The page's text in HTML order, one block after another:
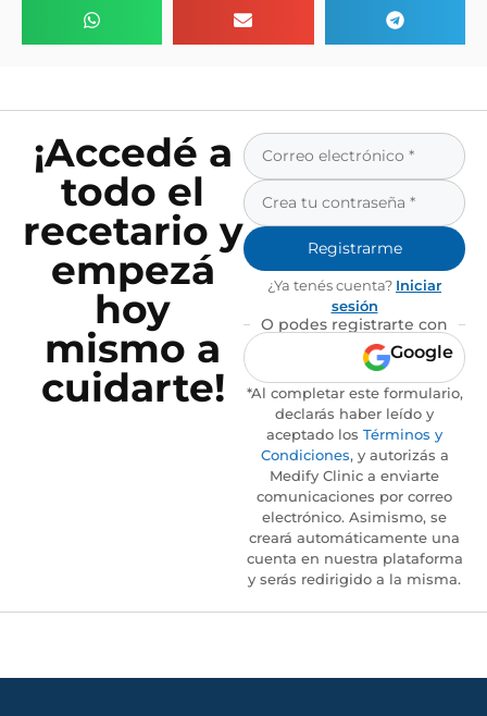
¡Accedé a
todo el
recetario y
empezá
hoy
mismo a
cuidarte!
Registrarme
¿Ya tenés cuenta? Iniciar
sesión
O podes registrarte con
Google
*Al completar este formulario,
declarás haber leído y
aceptado los Términos y
Condiciones, y autorizás a
Medify Clinic a enviarte
comunicaciones por correo
electrónico. Asimismo, se
creará automáticamente una
cuenta en nuestra plataforma
y serás redirigido a la misma.